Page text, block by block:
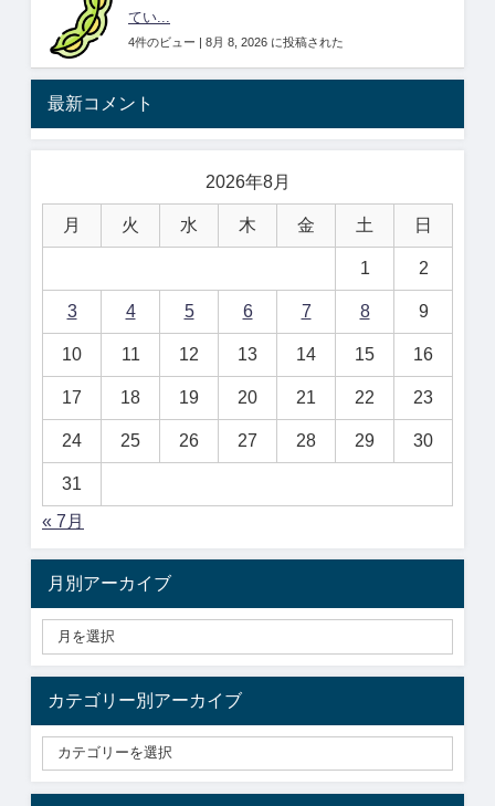
てい...
4件のビュー | 8月 8, 2026 に投稿された
最新コメント
2026年8月
月 火 水 木 金 土 日
1 2
3 4 5 6 7 8 9
10 11 12 13 14 15 16
17 18 19 20 21 22 23
24 25 26 27 28 29 30
31
« 7月
月別アーカイブ
カテゴリー別アーカイブ